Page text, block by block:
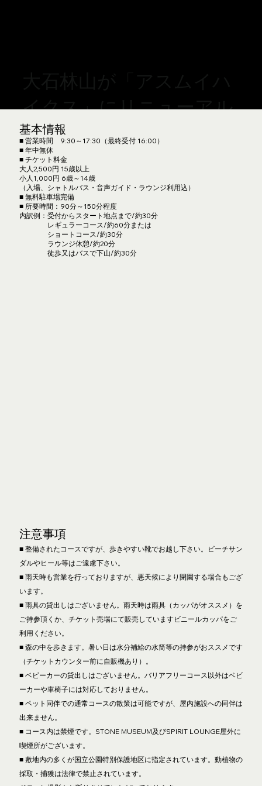
イクス」にリニューアル
お食事処はコースのスタ
ート地点
「スピリットラウンジ」
に移転しております。
基本情報
■ 営業時間 9:30～17:30（最終受付 16:00）
■ 年中無休
■ チケット料金
大人2,500円 15歳以上
小人1,000円 6歳～14歳
（入場、シャトルバス・音声ガイド・ラウンジ利用込）
■ 無料駐車場完備
■ 所要時間：90分～150分程度
内訳例：受付からスタート地点まで/約30分
レギュラーコース/約60分または
ショートコース/約30分
ラウンジ休憩/約20分
徒歩又はバスで下山/約30分
注意事項
■ 整備されたコースですが、歩きやすい靴でお越し下さい。ビーチサン
ダルやヒール等はご遠慮下さい。
■ 雨天時も営業を行っておりますが、悪天候により閉園する場合もござ
います。
■ 雨具の貸出しはございません。雨天時は雨具（カッパがオススメ）を
ご持参頂くか、チケット売場にて販売していますビニールカッパをご
利用ください。
■ 森の中を歩きます。暑い日は水分補給の水筒等の持参がおススメです
（チケットカウンター前に自販機あり）。
■ ベビーカーの貸出しはございません。バリアフリーコース以外はベビ
ーカーや車椅子には対応しておりません。
■ ペット同伴での通常コースの散策は可能ですが、屋内施設への同伴は
出来ません。
■ コース内は禁煙です。STONE MUSEUM及びSPIRIT LOUNGE屋外に
喫煙所がございます。
■ 敷地内の多くが国立公園特別保護地区に指定されています。動植物の
採取・捕獲は法律で禁止されています。